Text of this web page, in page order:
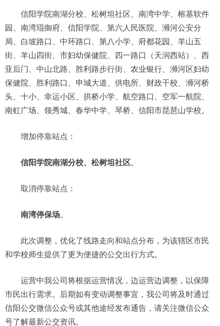
信阳学院南湖分校、松树坦社区、南湾中学、榕基软件
园、南湾琨御府、信阳学院、第六人民医院、浉河公安分
局、白坡路口、中环路口、第八小学、府都花园、羊山五
街、羊山四街、市妇幼保健院、四一路口（天润西站）、西
亚后门、中山北路、胜利路步行街、农业银行、浉河区妇幼
保健院、胜利路口、申城大道、供电所、财政干校、浉河桥
头、十小、幸运小区、拱桥小学、航空路口、空军一航院、
南虹广场、领秀城、春华中学、琴桥、信阳市琵琶山学校。
增加停靠站点：
信阳学院南湖分校、松树坦社区。
取消停靠站点：
南湾停保场。
此次调整，优化了线路走向和站点分布，为该辖区市民
和学校师生提供了更为便捷的公交出行方式。
运营中我公司将根据运营情况，边运营边调整，以保障
市民出行需求。后期如有变动调整事宜，我公司将及时通过
信阳公交微信公众号或其他途经发布通告，请关注微信公众
号了解最新公交资讯。